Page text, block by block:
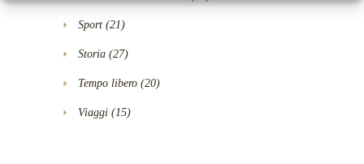
Sport (21)
Storia (27)
Tempo libero (20)
Viaggi (15)